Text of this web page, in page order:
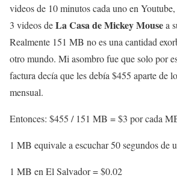
videos de 10 minutos cada uno en
3 videos deLa Casa de Mickey Mousea
Realmente 151 MB no es una cantidad
otro mundo. Mi asombro fue que solo por
factura decía que les debía $455 aparte de
mensual.
Entonces: $455 / 151 MB = $3 por cada
1 MB equivale a escuchar 50 segundos de
1 MB en El Salvador = $0.02